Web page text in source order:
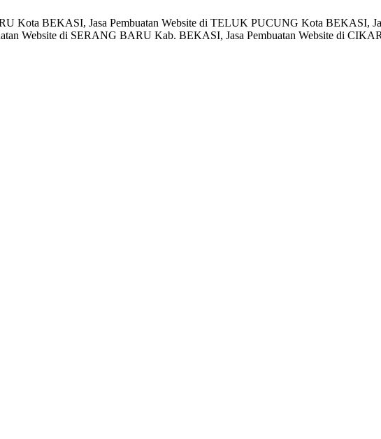
Kota BEKASI, Jasa Pembuatan Website di TELUK PUCUNG Kota BEKASI,
Website di SERANG BARU Kab. BEKASI, Jasa Pembuatan Website di